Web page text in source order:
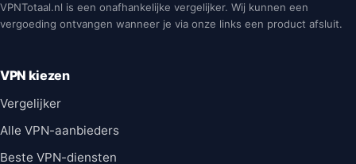
VPNTotaal.nl is een onafhankelijke vergelijker. Wij kunnen een
vergoeding ontvangen wanneer je via onze links een product afsluit.
VPN kiezen
Vergelijker
Alle VPN-aanbieders
Beste VPN-diensten